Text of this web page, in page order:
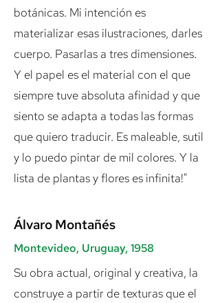
botánicas. Mi intención es
materializar esas ilustraciones, darles
cuerpo. Pasarlas a tres dimensiones.
Y el papel es el material con el que
siempre tuve absoluta afinidad y que
siento se adapta a todas las formas
que quiero traducir. Es maleable, sutil
y lo puedo pintar de mil colores. Y la
lista de plantas y flores es infinita!"
Álvaro Montañés
Montevideo, Uruguay, 1958
Su obra actual, original y creativa, la
construye a partir de texturas que el